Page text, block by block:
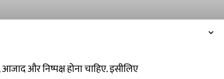
आजाद और निष्पक्ष होना चाहिए. इसीलिए